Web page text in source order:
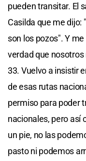
pueden transitar. El
Casilda que me dijo:
son los pozos". Y
verdad que
33. Vuelvo a insistir
de esas rutas
permiso para poder
nacionales, pero así
un pie, no las
pasto ni podemos